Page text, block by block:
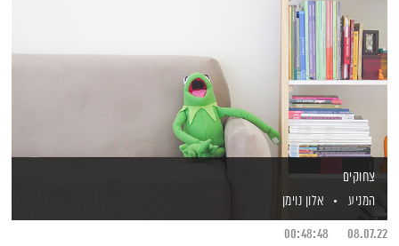
צחוקים
המניע
אלון נוימן
08.07.22
00:48:48